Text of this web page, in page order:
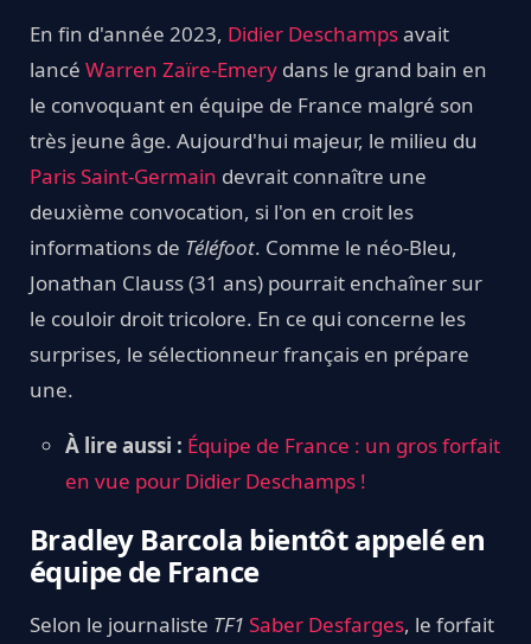
En fin d'année 2023, Didier Deschampsavait
lancé Warren Zaïre-Emery dans le grand bain en
le convoquant en équipe de France malgré son
très jeune âge. Aujourd'hui majeur, le milieu du
Paris Saint-Germain devrait connaître une
deuxième convocation, si l'on en croit les
informations de Téléfoot. Comme le néo-Bleu,
Jonathan Clauss (31 ans) pourrait enchaîner sur
le couloir droit tricolore. En ce qui concerne les
surprises, le sélectionneur français en prépare
une.
À lire aussi : Équipe de France : un gros forfait
en vue pour Didier Deschamps !
Bradley Barcola bientôt appelé en
équipe de France
Selon le journaliste TF1 Saber Desfarges, le forfait